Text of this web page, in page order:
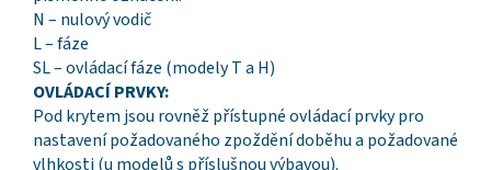
N – nulový vodič
L – fáze
SL – ovládací fáze (modely T a H)
OVLÁDACÍ PRVKY:
Pod krytem jsou rovněž přístupné ovládací prvky pro
nastavení požadovaného zpoždění doběhu a požadované
vlhkosti (u modelů s příslušnou výbavou).